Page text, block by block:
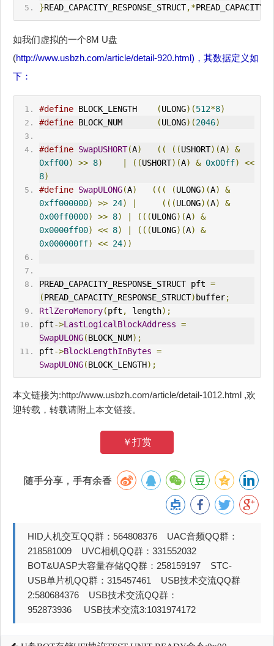
}READ_CAPACITY_RESPONSE_STRUCT,*
如我们虚拟的一个8M U盘
(http://www.usbzh.com/article/detail-920.html)，其数据定义如
下：
#define BLOCK_LENGTH (ULONG)(512*8)
#define BLOCK_NUM (ULONG)(2046)
#define SwapUSHORT(A) (( ((USHORT)(A)
&
0xff00) >> 8) ((USHORT)(A) & 0x00ff)
<<
8)
#define SwapULONG(A) ((( (ULONG)(A)
&
0xff000000) >> 24) (((ULONG)(A)
&
0x00ff0000) >> 8) (((ULONG)(A)
&
0x0000ff00) << 8) (((ULONG)(A)
&
0x000000ff) << 24))
PREAD_CAPACITY_RESPONSE_STRUCT pft =
(PREAD_CAPACITY_RESPONSE_STRUCT) buffer;
RtlZeroMemory(pft , length);
pft->LastLogicalBlockAddress =
SwapULONG(BLOCK_NUM);
pft->BlockLengthInBytes =
SwapULONG(BLOCK_LENGTH);
本文链接为:http://www.usbzh.com/article/detail-1012.html ,欢
迎转载，转载请附上本文链接。
￥打赏
随手分享，手有余香
HID人机交互QQ群：564808376 UAC音频QQ群：
218581009 UVC相机QQ群：331552032
BOT&UASP大容量存储QQ群：258159197 STC-
USB单片机QQ群：315457461 USB技术交流QQ群
2:580684376 USB技术交流QQ群：
952873936 USB技术交流3:1031974172